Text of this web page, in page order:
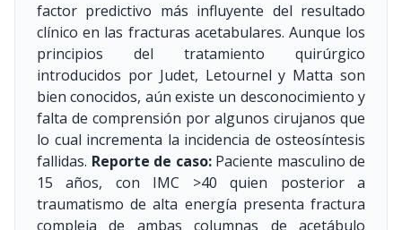
factor predictivo más influyente del resultado
clínico en las fracturas acetabulares. Aunque los
principios del tratamiento quirúrgico
introducidos por Judet, Letournel y Matta son
bien conocidos, aún existe un desconocimiento y
falta de comprensión por algunos cirujanos que
lo cual incrementa la incidencia de osteosíntesis
fallidas. Reporte de caso:Paciente masculino de
15 años, con IMC >40 quien posterior a
traumatismo de alta energía presenta fractura
compleja de ambas columnas de acetábulo